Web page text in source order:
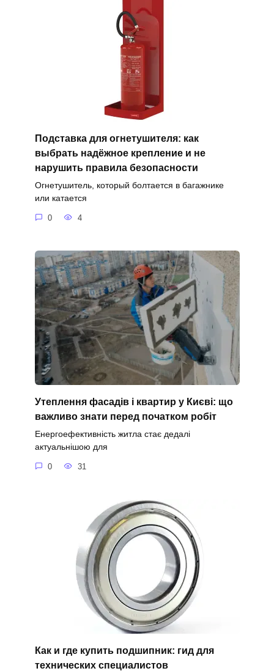
Подставка для огнетушителя: как
выбрать надёжное крепление и не
нарушить правила безопасности
Огнетушитель, который болтается в багажнике
или катается
0 4
Утеплення фасадів і квартир у Києві: що
важливо знати перед початком робіт
Енергоефективність житла стає дедалі
актуальнішою для
0 31
Как и где купить подшипник: гид для
технических специалистов